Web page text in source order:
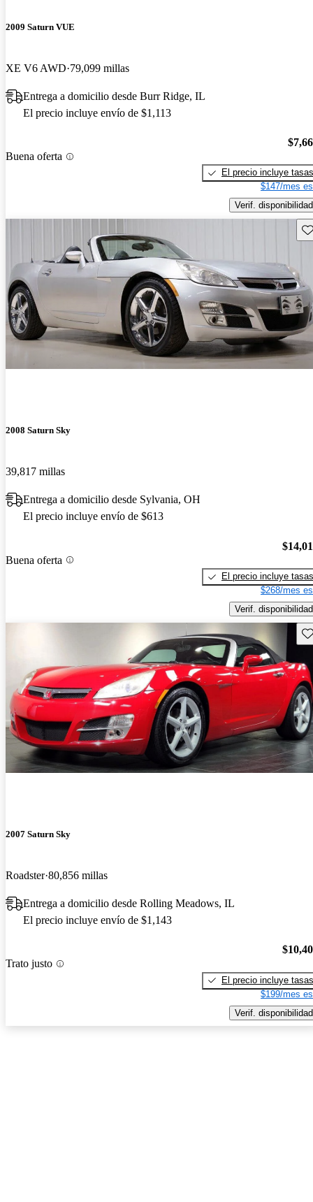
2009 Saturn VUE
XE V6 AWD 79,099 millas
Entrega a domicilio desde Burr Ridge, IL
El precio incluye envío de $1,113
Buena oferta
El precio incluye tasas
$147/mes
Verif. disponibilidad
2008 Saturn Sky
39,817 millas
Entrega a domicilio desde Sylvania, OH
El precio incluye envío de $613
Buena oferta
El precio incluye tasas
$268/mes
Verif. disponibilidad
2007 Saturn Sky
Roadster 80,856 millas
Entrega a domicilio desde Rolling Meadows, IL
El precio incluye envío de $1,143
Trato justo
El precio incluye tasas
$199/mes
Verif. disponibilidad